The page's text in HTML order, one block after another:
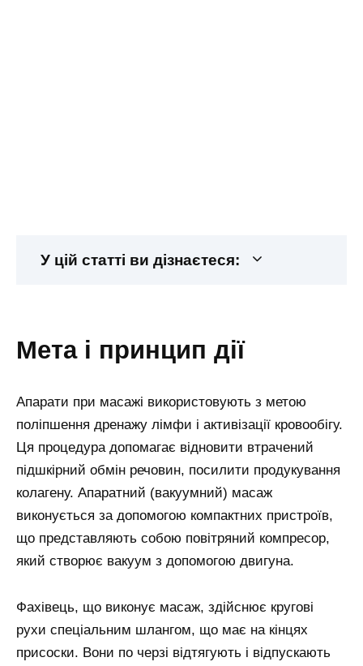
У цій статті ви дізнаєтеся:
мета і принцип дії
Апарати при масажі використовують з метою
поліпшення дренажу лімфи і активізації кровообігу.
Ця процедура допомагає відновити втрачений
підшкірний обмін речовин, посилити продукування
колагену. Апаратний (вакуумний) масаж
виконується за допомогою компактних пристроїв,
що представляють собою повітряний компресор,
який створює вакуум з допомогою двигуна.
Фахівець, що виконує масаж, здійснює кругові
рухи спеціальним шлангом, що має на кінцях
присоски. Вони по черзі відтягують і відпускають